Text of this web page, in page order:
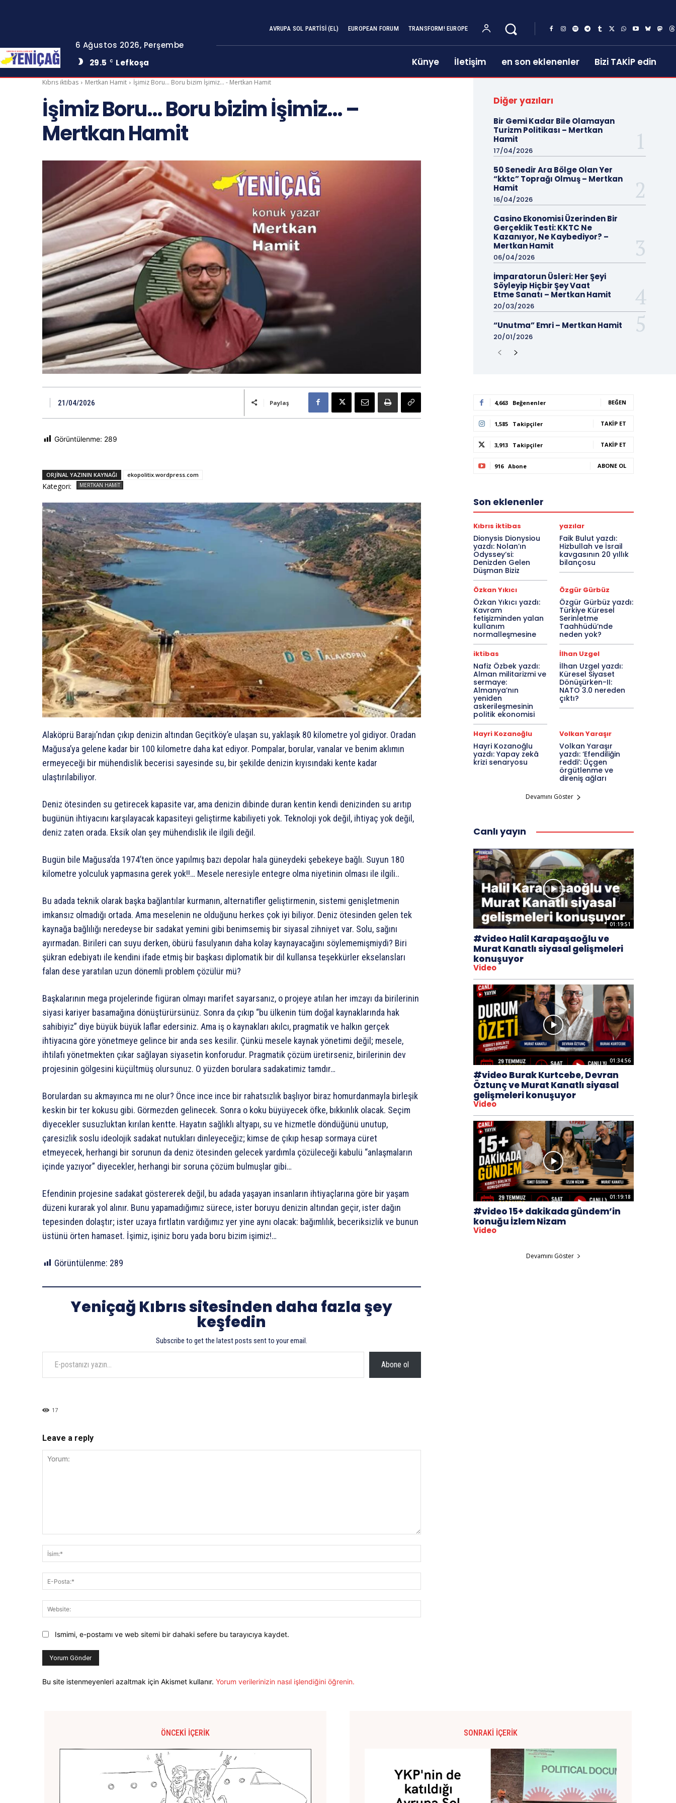
6 Ağustos 2026, Perşembe
29.5
C Lefkoşa
AVRUPA SOL PARTISI (EL) EUROPEAN FORUM TRANSFORM! EUROPE
Künye İletişim en son eklenenler Bizi TAKİP edin
Kıbrıs iktibas Mertkan Hamit İşimiz Boru… Boru bizim İşimiz… - Mertkan Hamit
İşimiz Boru… Boru bizim İşimiz… –
Mertkan Hamit
21/04/2026 Paylaş
Görüntülenme: 289
ORJINAL YAZININ KAYNAĞI ekopolitix.wordpress.com
Kategori: MERTKAN HAMIT
Alaköprü Barajı’ndan çıkıp denizin altından Geçitköy’e ulaşan su, yaklaşık 80 kilometre yol gidiyor. Oradan
Mağusa’ya gelene kadar bir 100 kilometre daha kat ediyor. Pompalar, borular, vanalar ve benim aklımın
ermeyeceği bir mühendislik becerisi sayesinde su, bir şekilde denizin kıyısındaki kente kadar
ulaştırılabiliyor.
Deniz ötesinden su getirecek kapasite var, ama denizin dibinde duran kentin kendi denizinden su arıtıp
bugünün ihtiyacını karşılayacak kapasiteyi geliştirme kabiliyeti yok. Teknoloji yok değil, ihtiyaç yok değil,
deniz zaten orada. Eksik olan şey mühendislik ile ilgili değil.
Bugün bile Mağusa’da 1974’ten önce yapılmış bazı depolar hala güneydeki şebekeye bağlı. Suyun 180
kilometre yolculuk yapmasına gerek yok!!… Mesele neresiyle entegre olma niyetinin olması ile ilgili..
Bu adada teknik olarak başka bağlantılar kurmanın, alternatifler geliştirmenin, sistemi genişletmenin
imkansız olmadığı ortada. Ama meselenin ne olduğunu herkes çok iyi biliyor. Deniz ötesinden gelen tek
kaynağa bağlılığı neredeyse bir sadakat yemini gibi benimsemiş bir siyasal zihniyet var. Solu, sağını
ayırmadan. Birileri can suyu derken, öbürü fasulyanın daha kolay kaynayacağını söylememişmiydi? Biri
şükran edebiyatı ile kendini ifade etmiş bir başkası diplomatik bir dil kullansa teşekkürler ekselansları
falan dese yaratılan uzun dönemli problem çözülür mü?
Başkalarının mega projelerinde figüran olmayı marifet sayarsanız, o projeye atılan her imzayı da birilerinin
siyasi kariyer basamağına dönüştürürsünüz. Sonra da çıkıp “bu ülkenin tüm doğal kaynaklarında hak
sahibiyiz” diye büyük büyük laflar edersiniz. Ama iş o kaynakları akılcı, pragmatik ve halkın gerçek
ihtiyacına göre yönetmeye gelince bir anda ses kesilir. Çünkü mesele kaynak yönetimi değil; mesele,
ihtilafı yönetmekten çıkar sağlayan siyasetin konforudur. Pragmatik çözüm üretirseniz, birilerinin dev
projesinin gölgesini küçültmüş olursunuz. O yüzden borulara sadakatimiz tamdır…
Borulardan su akmayınca mı ne olur? Önce ince ince bir rahatsızlık başlıyor biraz homurdanmayla birleşik
keskin bir ter kokusu gibi. Görmezden gelinecek. Sonra o koku büyüyecek öfke, bıkkınlık olacak. Seçim
diyecekler susuzluktan kırılan kentte. Hayatın sağlıklı altyapı, su ve hizmetle döndüğünü unutup,
çaresizlik soslu ideolojik sadakat nutukları dinleyeceğiz; kimse de çıkıp hesap sormaya cüret
etmeyecek, herhangi bir sorunun da deniz ötesinden gelecek yardımla çözüleceği kabulü “anlaşmaların
içinde yazıyor” diyecekler, herhangi bir soruna çözüm bulmuşlar gibi…
Efendinin projesine sadakat göstererek değil, bu adada yaşayan insanların ihtiyaçlarına göre bir yaşam
düzeni kurarak yol alınır. Bunu yapamadığımız sürece, ister boruyu denizin altından geçir, ister dağın
tepesinden dolaştır; ister uzaya fırtlatın vardığımız yer yine aynı olacak: bağımlılık, beceriksizlik ve bunun
üstünü örten hamaset. İşimiz, işiniz boru yada boru bizim işimiz!…
Görüntülenme: 289
Yeniçağ Kıbrıs sitesinden daha fazla şey
keşfedin
Subscribe to get the latest posts sent to your email.
E-postanızı yazın…
Abone ol
17
Leave a reply
Posta:*
Ismimi, e-postamı ve web sitemi bir dahaki sefere bu tarayıcıya kaydet.
Bu site istenmeyenleri azaltmak için Akismet kullanır. Yorum verilerinizin nasıl işlendiğini öğrenin.
Diğer yazıları
Bir Gemi Kadar Bile Olamayan
Turizm Politikası – Mertkan
Hamit
17/04/2026
50 Senedir Ara Bölge Olan Yer
“kktc” Toprağı Olmuş – Mertkan
Hamit
16/04/2026
Casino Ekonomisi Üzerinden Bir
Gerçeklik Testi: KKTC Ne
Kazanıyor, Ne Kaybediyor? –
Mertkan Hamit
06/04/2026
İmparatorun Üsleri: Her Şeyi
Söyleyip Hiçbir Şey Vaat
Etme Sanatı – Mertkan Hamit
20/03/2026
“Unutma” Emri – Mertkan Hamit
20/01/2026
4,663 Beğenenler BEĞEN
1,585 Takipçiler TAKIP ET
3,913 Takipçiler TAKIP ET
916 Abone ABONE OL
Son eklenenler
Kıbrıs iktibas
Dionysis Dionysiou
yazdı: Nolan’ın
Odyssey’si:
Denizden Gelen
Düşman Biziz
yazılar
Faik Bulut yazdı:
Hizbullah ve İsrail
kavgasının 20 yıllık
bilançosu
Özkan Yıkıcı
Özkan Yıkıcı yazdı:
Kavram
fetişizminden yalan
kullanım
normalleşmesine
Özgür Gürbüz
Özgür Gürbüz yazdı:
Türkiye Küresel
Serinletme
Taahhüdü’nde
neden yok?
iktibas
Nafiz Özbek yazdı:
Alman militarizmi ve
sermaye:
Almanya’nın
yeniden
askerileşmesinin
politik ekonomisi
İlhan Uzgel
İlhan Uzgel yazdı:
Küresel Siyaset
Dönüşürken-II:
NATO 3.0 nereden
çıktı?
Hayri Kozanoğlu
Hayri Kozanoğlu
yazdı: Yapay zekâ
krizi senaryosu
Volkan Yaraşır
Volkan Yaraşır
yazdı: ‘Efendiliğin
reddi’: Üçgen
örgütlenme ve
direniş ağları
Devamını Göster
Canlı yayın
01:19:51
#video Halil Karapaşaoğlu ve
Murat Kanatlı siyasal gelişmeleri
konuşuyor
Video
01:34:56
#video Burak Kurtcebe, Devran
Öztunç ve Murat Kanatlı siyasal
gelişmeleri konuşuyor
Video
01:19:18
#video 15+ dakikada gündem’in
konuğu İzlem Nizam
Video
Devamını Göster
ÖNCEKI İÇERIK SONRAKI İÇERIK